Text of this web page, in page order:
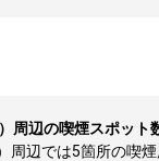
周辺の喫煙スポット
周辺では5箇所の喫